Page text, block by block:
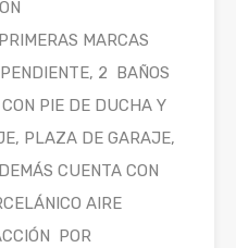
MARCAS
2 BAÑOS
PIE DE DUCHA Y
PLAZA DE GARAJE,
CUENTA CON
AIRE
POR